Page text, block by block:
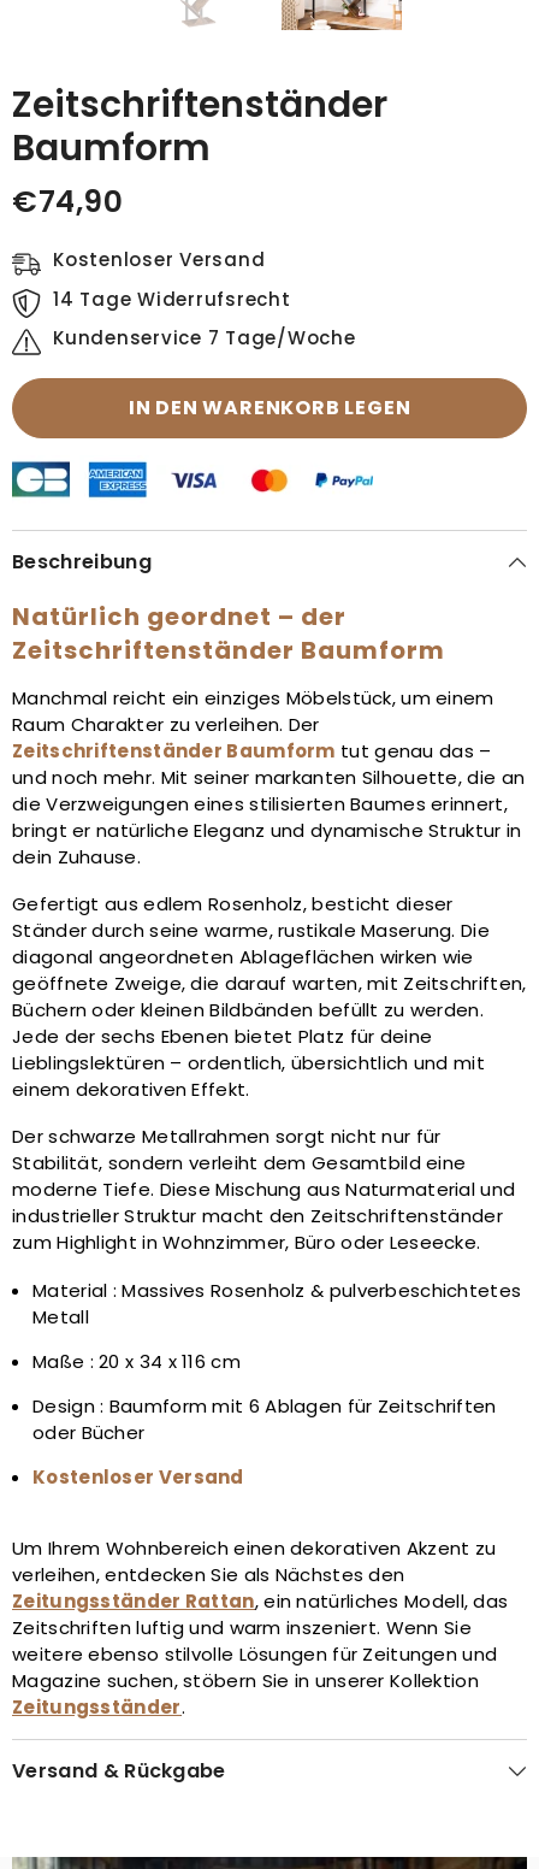
Zeitschriftenständer
Baumform
€74,90
Kostenloser Versand
14 Tage Widerrufsrecht
Kundenservice 7 Tage/Woche
IN DEN WARENKORB LEGEN
Beschreibung
Natürlich geordnet – der
Zeitschriftenständer Baumform
Manchmal reicht ein einziges Möbelstück, um einem
Raum Charakter zu verleihen. Der
Zeitschriftenständer Baumform tut genau das –
und noch mehr. Mit seiner markanten Silhouette, die an
die Verzweigungen eines stilisierten Baumes erinnert,
bringt er natürliche Eleganz und dynamische Struktur in
dein Zuhause.
Gefertigt aus edlem Rosenholz, besticht dieser
Ständer durch seine warme, rustikale Maserung. Die
diagonal angeordneten Ablageflächen wirken wie
geöffnete Zweige, die darauf warten, mit Zeitschriften,
Büchern oder kleinen Bildbänden befüllt zu werden.
Jede der sechs Ebenen bietet Platz für deine
Lieblingslektüren – ordentlich, übersichtlich und mit
einem dekorativen Effekt.
Der schwarze Metallrahmen sorgt nicht nur für
Stabilität, sondern verleiht dem Gesamtbild eine
moderne Tiefe. Diese Mischung aus Naturmaterial und
industrieller Struktur macht den Zeitschriftenständer
zum Highlight in Wohnzimmer, Büro oder Leseecke.
Material : Massives Rosenholz & pulverbeschichtetes
Metall
Maße : 20 x 34 x 116 cm
Design : Baumform mit 6 Ablagen für Zeitschriften
oder Bücher
Kostenloser Versand
Um Ihrem Wohnbereich einen dekorativen Akzent zu
verleihen, entdecken Sie als Nächstes den
Zeitungsständer Rattan, ein natürliches Modell, das
Zeitschriften luftig und warm inszeniert. Wenn Sie
weitere ebenso stilvolle Lösungen für Zeitungen und
Magazine suchen, stöbern Sie in unserer Kollektion
Zeitungsständer.
Versand & Rückgabe